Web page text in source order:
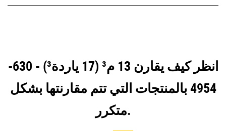
انظر كيف يقارن 13 م³ (17 ياردة³) - 630-
4954 بالمنتجات التي تتم مقارنتها بشكل
متكرر.